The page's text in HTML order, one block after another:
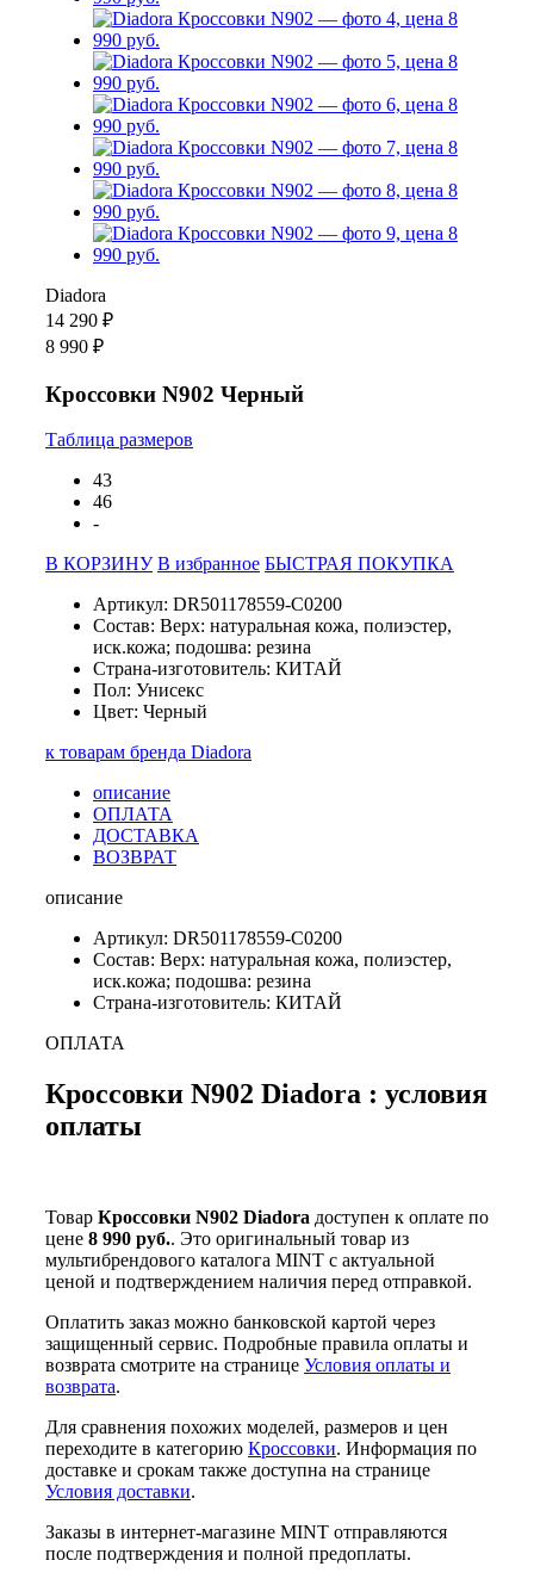
Diadora
14 290 ₽
8 990 ₽
Кроссовки N902 Черный
Таблица размеров
43
46
-
В КОРЗИНУ В избранное БЫСТРАЯ ПОКУПКА
Артикул: DR501178559-C0200
Состав: Верх: натуральная кожа, полиэстер,
иск.кожа; подошва: резина
Страна-изготовитель: КИТАЙ
Пол: Унисекс
Цвет: Черный
к товарам бренда Diadora
описание
ОПЛАТА
ДОСТАВКА
ВОЗВРАТ
описание
Артикул: DR501178559-C0200
Состав: Верх: натуральная кожа, полиэстер,
иск.кожа; подошва: резина
Страна-изготовитель: КИТАЙ
ОПЛАТА
Кроссовки N902 Diadora : условия
оплаты
Товар Кроссовки N902 Diadora доступен к оплате по
цене 8 990 руб.. Это оригинальный товар из
мультибрендового каталога MINT с актуальной
ценой и подтверждением наличия перед отправкой.
Оплатить заказ можно банковской картой через
защищенный сервис. Подробные правила оплаты и
возврата смотрите на странице Условия оплаты и
возврата.
Для сравнения похожих моделей, размеров и цен
переходите в категорию Кроссовки. Информация по
доставке и срокам также доступна на странице
Условия доставки.
Заказы в интернет-магазине MINT отправляются
после подтверждения и полной предоплаты.